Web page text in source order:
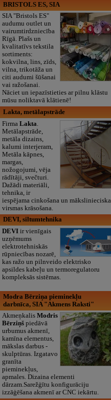
BRISTOLS ES, SIA
SIA "Bristols ES"
audumu outlet un
vairumtirdzniecība
Rīgā. Plašs un
kvalitatīvs tekstila
sortiments:
kokvilna, lins, zīds,
vilna, trikotāža un
citi audumi šūšanai
vai ražošanai.
Nāciet un iepazīstieties ar pilnu klāstu
mūsu noliktavā klātienē!
Lakta, metālapstrāde
Firma Lakta
Metālapstrāde,
metāla dizains,
kalumi interjeram,
Metāla kāpnes,
margas,
nožogojumi, vēja
rādītāji, svečturi.
Dažādi materiāli,
tehnika, ir
iespējama cinkošana un mākslinieciska
virsmas krāsošana.
DEVI, siltumtehnika
DEVIir vienīgais
uzņēmums
elektrotehniskās
rūpniecības nozarē,
kas ražo un pilnveido elektrisko
apsildes kabeļu un termoregulatoru
kompleksās sistēmas.
Modra Bērziņa pieminekļu
darbnīca, SIA "Akmens Raksti"
Akmeņkalis Modris
Bērziņšpiedāvā
urbumus akmenī,
kamīna elementus,
mākslas darbus -
skulptūras. Izgatavo
granīta
pieminekļus,
apmales. Dizaina elementi
dārzam.Sarežģītu konfigurāciju
izzāģēšana akmenī ar CNC iekārtu.